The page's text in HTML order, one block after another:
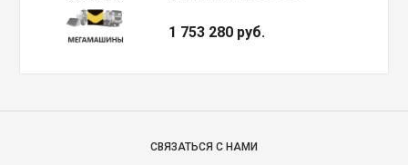
1 753 280 руб.
СВЯЗАТЬСЯ С НАМИ